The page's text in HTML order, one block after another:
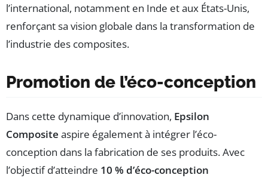
l’international, notamment en Inde et aux États-Unis,
renforçant sa vision globale dans la transformation de
l’industrie des composites.
Promotion de l’éco-conception
Dans cette dynamique d’innovation, Epsilon
Composite aspire également à intégrer l’éco-
conception dans la fabrication de ses produits. Avec
l’objectif d’atteindre 10 % d’éco-conception